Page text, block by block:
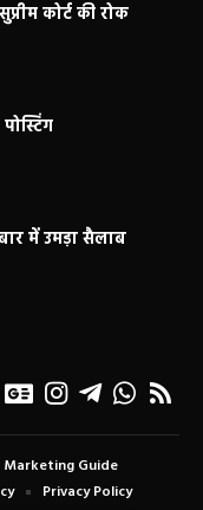
कोर्ट की रोक
में उमड़ा सैलाब
Guide
Privacy Policy